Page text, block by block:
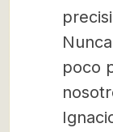
poco